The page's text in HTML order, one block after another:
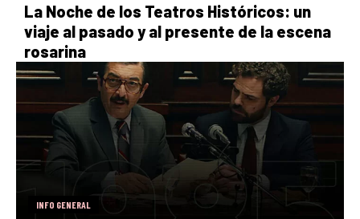
La Noche de los Teatros Históricos: un
viaje al pasado y al presente de la escena
rosarina
INFO GENERAL